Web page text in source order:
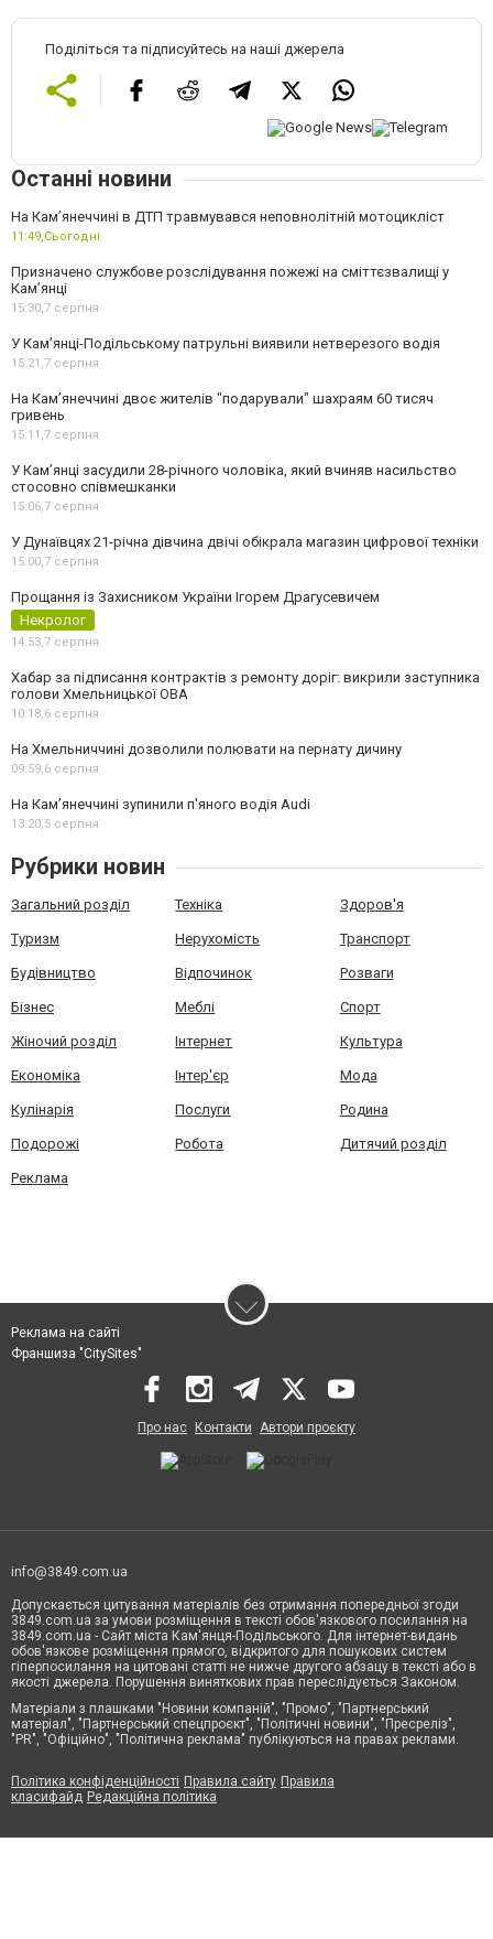
Поділіться та підписуйтесь на наші джерела
Останні новини
На Кам’янеччині в ДТП травмувався неповнолітній мотоцикліст
11:49,Сьогодні
Призначено службове розслідування пожежі на сміттєзвалищі у
Кам’янці
15:30,7 серпня
У Кам’янці-Подільському патрульні виявили нетверезого водія
15:21,7 серпня
На Камʼянеччині двоє жителів "подарували" шахраям 60 тисяч
гривень
15:11,7 серпня
У Камʼянці засудили 28-річного чоловіка, який вчиняв насильство
стосовно співмешканки
15:06,7 серпня
У Дунаївцях 21-річна дівчина двічі обікрала магазин цифрової техніки
15:00,7 серпня
Прощання із Захисником України Ігорем Драгусевичем
Некролог
14:53,7 серпня
Хабар за підписання контрактів з ремонту доріг: викрили заступника
голови Хмельницької ОВА
10:18,6 серпня
На Хмельниччині дозволили полювати на пернату дичину
09:59,6 серпня
На Камʼянеччині зупинили п'яного водія Audi
13:20,5 серпня
Рубрики новин
Загальний розділ Техніка Здоров'я
Туризм Нерухомість Транспорт
Будівництво Відпочинок Розваги
Бізнес Меблі Спорт
Жіночий розділ Інтернет Культура
Економіка Інтер'єр Мода
Кулінарія Послуги Родина
Подорожі Робота Дитячий розділ
Реклама
Реклама на сайті
Франшиза "CitySites"
Про нас Контакти Автори проєкту
info@3849.com.ua
Допускається цитування матеріалів без отримання попередньої згоди
3849.com.ua за умови розміщення в тексті обов'язкового посилання на
3849.com.ua - Сайт міста Кам'янця-Подільського. Для інтернет-видань
обов'язкове розміщення прямого, відкритого для пошукових систем
гіперпосилання на цитовані статті не нижче другого абзацу в тексті або в
якості джерела. Порушення виняткових прав переслідується Законом.
Матеріали з плашками "Новини компаній", "Промо", "Партнерський
матеріал", "Партнерський спецпроєкт", "Політичні новини", "Пресреліз",
"PR", "Офіційно", "Політична реклама" публікуються на правах реклами.
Політика конфіденційності Правила сайту Правила
класифайд Редакційна політика